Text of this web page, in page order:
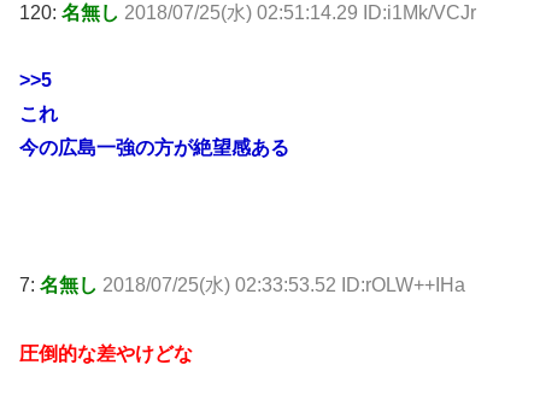
120: 名無し 2018/07/25(水) 02:51:14.29 ID:i1Mk/VCJr
>>5
これ
今の広島一強の方が絶望感ある
7: 名無し 2018/07/25(水) 02:33:53.52 ID:rOLW++IHa
圧倒的な差やけどな